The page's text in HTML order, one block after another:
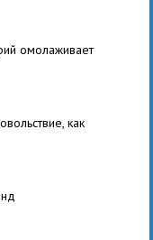
омолаживает
как